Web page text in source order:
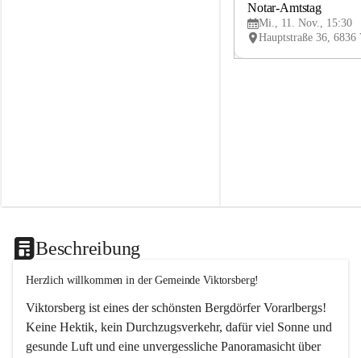
Notar-Amtstag
Mi., 11. Nov., 15:30
Beschreibung
Herzlich willkommen in der Gemeinde Viktorsberg!
Viktorsberg ist eines der schönsten Bergdörfer Vorarlbergs!
Keine Hektik, kein Durchzugsverkehr, dafür viel Sonne und
gesunde Luft und eine unvergessliche Panoramasicht über